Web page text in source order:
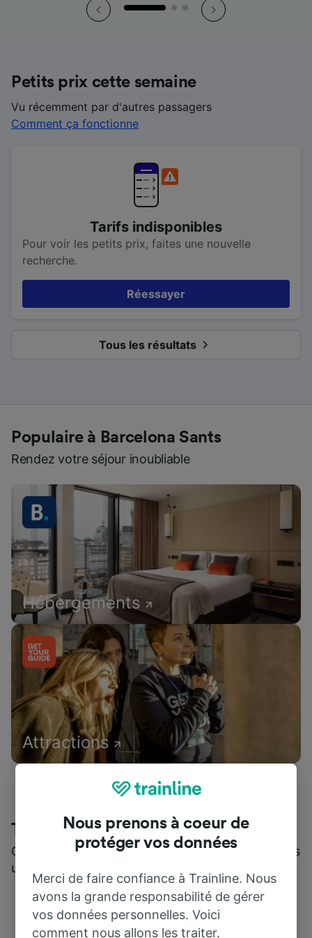
Petits prix cette semaine
Vu récemment par d'autres passagers
Comment ça fonctionne
Tarifs indisponibles
Pour voir les petits prix, faites une nouvelle
recherche.
Réessayer
Tous les résultats
Populaire à Barcelona Sants
Rendez votre séjour inoubliable
Hébergements
Attractions
Trainline : l'avis de nos clients
Qui mieux pour parler de nous, que ceux qui nous
utilisent ?
Nous prenons à coeur de
protéger vos données
Merci de faire confiance à Trainline. Nous
avons la grande responsabilité de gérer
vos données personnelles. Voici
comment nous allons les traiter.